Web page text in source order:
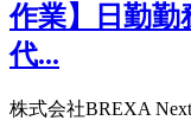
作業】日勤勤
代...
株式会社BREXA Next